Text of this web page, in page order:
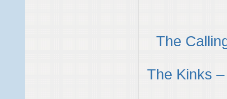
The
The Kinks